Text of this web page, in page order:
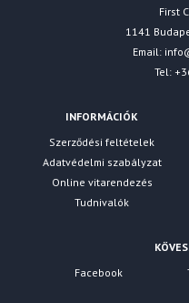
First
1141
Email:
Tel:
INFORMÁCIÓK
Szerződési feltételek
Adatvédelmi szabályzat
Online vitarendezés
Tudnivalók
Facebook